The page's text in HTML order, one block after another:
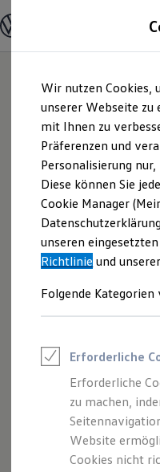
Hauptinhalt
springen
Footer
springen
Modelle und
Modelle
Elektroautos
ENERGY
Nutzfahrzeuge
SUV und CUV
Familienautos
Kombis
Kompaktwagen
Sportwagen
Schnell verfügbare
Angebote und Produkte
Aktuelle
E-Auto-
Volkswagen
Junge
Leasing
Leasing-
Junge
Leasing
Service
Wir nutzen Cookies,
unserer Webseite
mit Ihnen zu
Präferenzen und
Personalisierung
Diese können Sie
Cookie Manager
unseren
Richtlinie und unserer
Folgende
Erforderliche
Erforderliche
zu machen,
Website
Cookies nicht